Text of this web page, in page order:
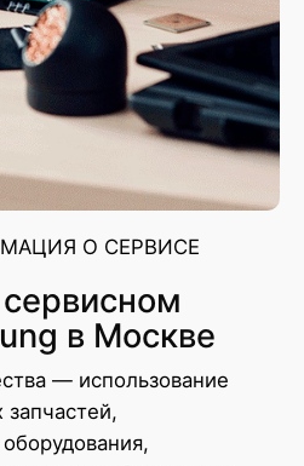
О СЕРВИСЕ
в Москве
— использование